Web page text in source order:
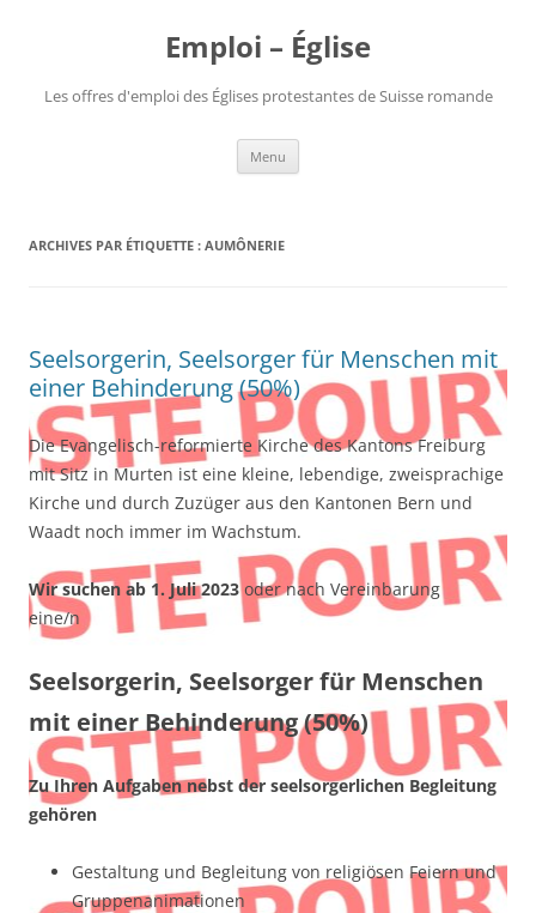
Emploi – Église
Les offres d'emploi des Églises protestantes de Suisse romande
Menu
ARCHIVES PAR ÉTIQUETTE : AUMÔNERIE
Seelsorgerin, Seelsorger für Menschen mit
einer Behinderung (50%)
Die Evangelisch-reformierte Kirche des Kantons Freiburg
mit Sitz in Murten ist eine kleine, lebendige, zweisprachige
Kirche und durch Zuzüger aus den Kantonen Bern und
Waadt noch immer im Wachstum.
Wir suchen ab 1. Juli 2023oder nach Vereinbarung
eine/n
Seelsorgerin, Seelsorger für Menschen
mit einer Behinderung (50%)
Zu Ihren Aufgaben nebst der seelsorgerlichen Begleitung
gehören
Gestaltung und Begleitung von religiösen Feiern und
Gruppenanimationen